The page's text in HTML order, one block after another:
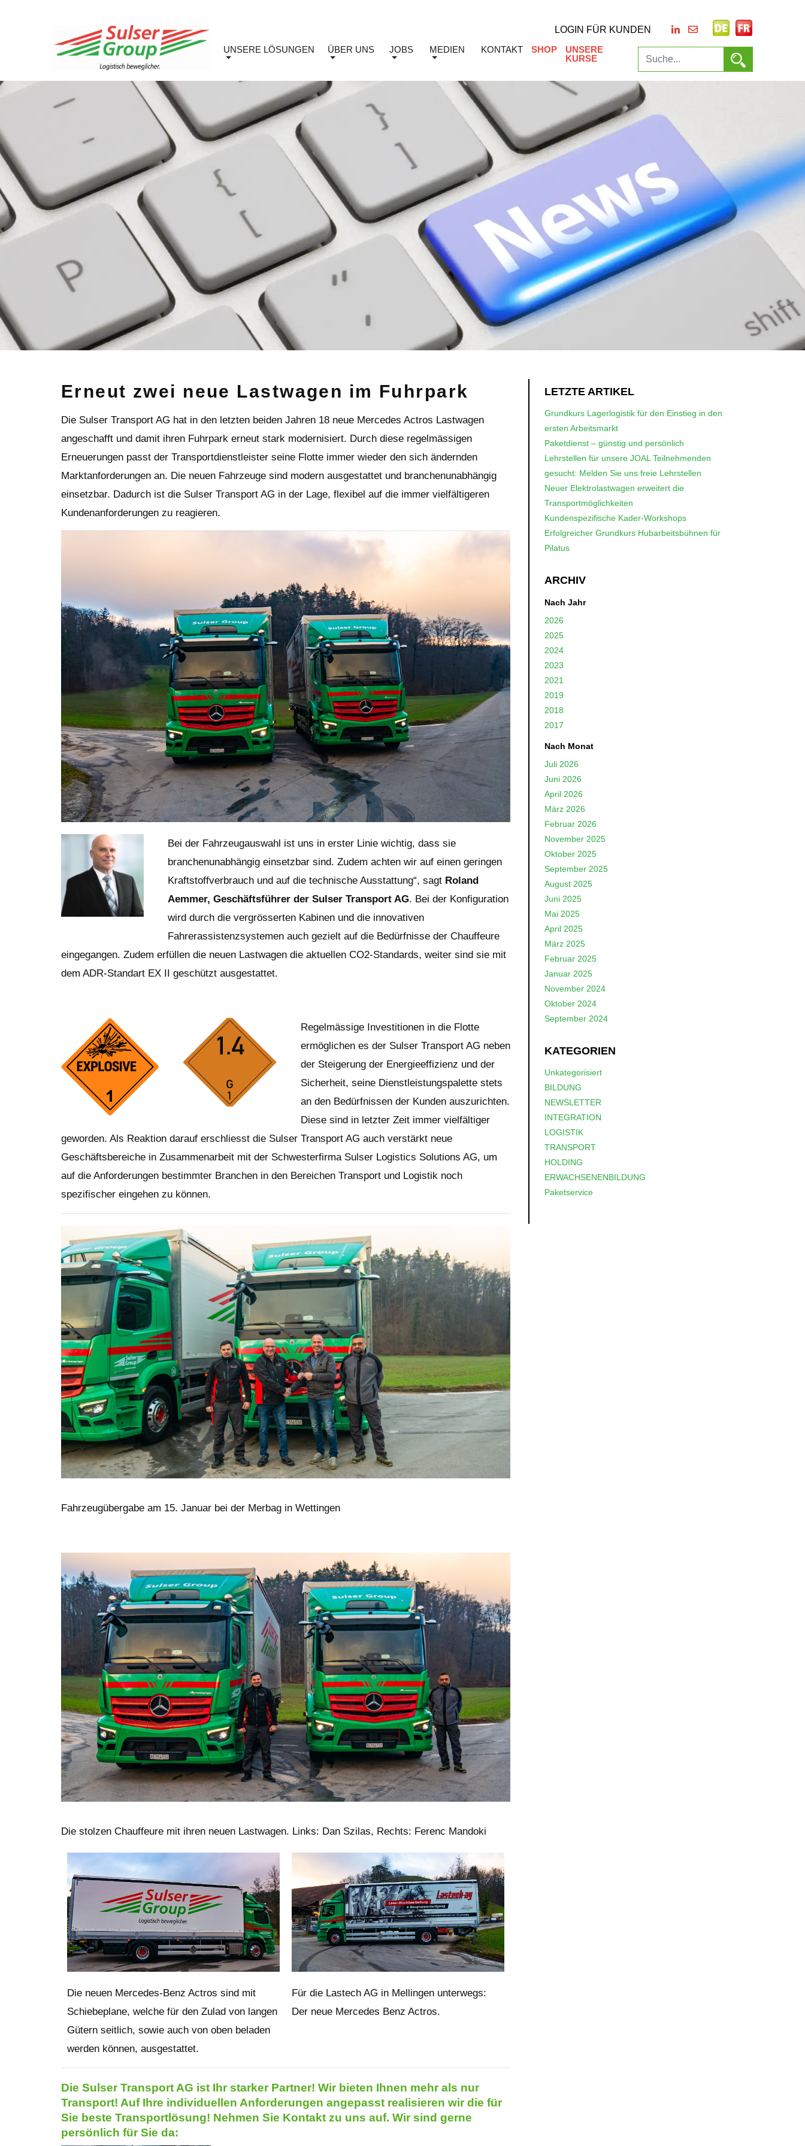
LOGIN FÜR KUNDEN
UNSERE LÖSUNGEN
ÜBER UNS JOBS MEDIEN KONTAKT SHOP
UNSERE
KURSE
Erneut zwei neue Lastwagen im Fuhrpark
Die Sulser Transport AG hat in den letzten beiden Jahren 18 neue Mercedes Actros Lastwagen
angeschafft und damit ihren Fuhrpark erneut stark modernisiert. Durch diese regelmässigen
Erneuerungen passt der Transportdienstleister seine Flotte immer wieder den sich ändernden
Marktanforderungen an. Die neuen Fahrzeuge sind modern ausgestattet und branchenunabhängig
einsetzbar. Dadurch ist die Sulser Transport AG in der Lage, flexibel auf die immer vielfältigeren
Kundenanforderungen zu reagieren.
Bei der Fahrzeugauswahl ist uns in erster Linie wichtig, dass sie
branchenunabhängig einsetzbar sind. Zudem achten wir auf einen geringen
Kraftstoffverbrauch und auf die technische Ausstattung“, sagt Roland
Aemmer, Geschäftsführer der Sulser Transport AG. Bei der Konfiguration
wird durch die vergrösserten Kabinen und die innovativen
Fahrerassistenzsystemen auch gezielt auf die Bedürfnisse der Chauffeure
eingegangen. Zudem erfüllen die neuen Lastwagen die aktuellen CO2-Standards, weiter sind sie mit
dem ADR-Standart EX II geschützt ausgestattet.
Regelmässige Investitionen in die Flotte
ermöglichen es der Sulser Transport AG neben
der Steigerung der Energieeffizienz und der
Sicherheit, seine Dienstleistungspalette stets
an den Bedürfnissen der Kunden auszurichten.
Diese sind in letzter Zeit immer vielfältiger
geworden. Als Reaktion darauf erschliesst die Sulser Transport AG auch verstärkt neue
Geschäftsbereiche in Zusammenarbeit mit der Schwesterfirma Sulser Logistics Solutions AG, um
auf die Anforderungen bestimmter Branchen in den Bereichen Transport und Logistik noch
spezifischer eingehen zu können.
Fahrzeugübergabe am 15. Januar bei der Merbag in Wettingen
Die stolzen Chauffeure mit ihren neuen Lastwagen. Links: Dan Szilas, Rechts: Ferenc Mandoki
Die neuen Mercedes-Benz Actros sind mit
Schiebeplane, welche für den Zulad von langen
Gütern seitlich, sowie auch von oben beladen
werden können, ausgestattet.
Für die Lastech AG in Mellingen unterwegs:
Der neue Mercedes Benz Actros.
Die Sulser Transport AG ist Ihr starker Partner! Wir bieten Ihnen mehr als nur
Transport! Auf Ihre individuellen Anforderungen angepasst realisieren wir die für
Sie beste Transportlösung! Nehmen Sie Kontakt zu uns auf. Wir sind gerne
persönlich für Sie da:
LETZTE ARTIKEL
Grundkurs Lagerlogistik für den Einstieg in den
ersten Arbeitsmarkt
Paketdienst – günstig und persönlich
Lehrstellen für unsere JOAL Teilnehmenden
gesucht: Melden Sie uns freie Lehrstellen
Neuer Elektrolastwagen erweitert die
Transportmöglichkeiten
Kundenspezifische Kader-Workshops
Erfolgreicher Grundkurs Hubarbeitsbühnen für
Pilatus
ARCHIV
Nach Jahr
2026
2025
2024
2023
2021
2019
2018
2017
Nach Monat
Juli 2026
Juni 2026
April 2026
März 2026
Februar 2026
November 2025
Oktober 2025
September 2025
August 2025
Juni 2025
Mai 2025
April 2025
März 2025
Februar 2025
Januar 2025
November 2024
Oktober 2024
September 2024
KATEGORIEN
Unkategorisiert
BILDUNG
NEWSLETTER
INTEGRATION
LOGISTIK
TRANSPORT
HOLDING
ERWACHSENENBILDUNG
Paketservice